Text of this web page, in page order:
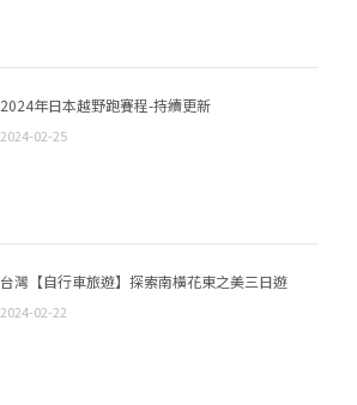
2024年日本越野跑賽程-持續更新
2024-02-25
台灣【自行車旅遊】探索南橫花東之美三日遊
2024-02-22